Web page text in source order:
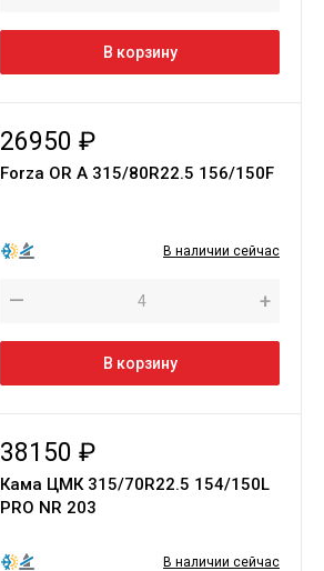
В корзину
26950 ₽
Forza OR A 315/80R22.5 156/150F
В наличии сейчас
— +
В корзину
38150 ₽
Кама ЦМК 315/70R22.5 154/150L
PRO NR 203
В наличии сейчас